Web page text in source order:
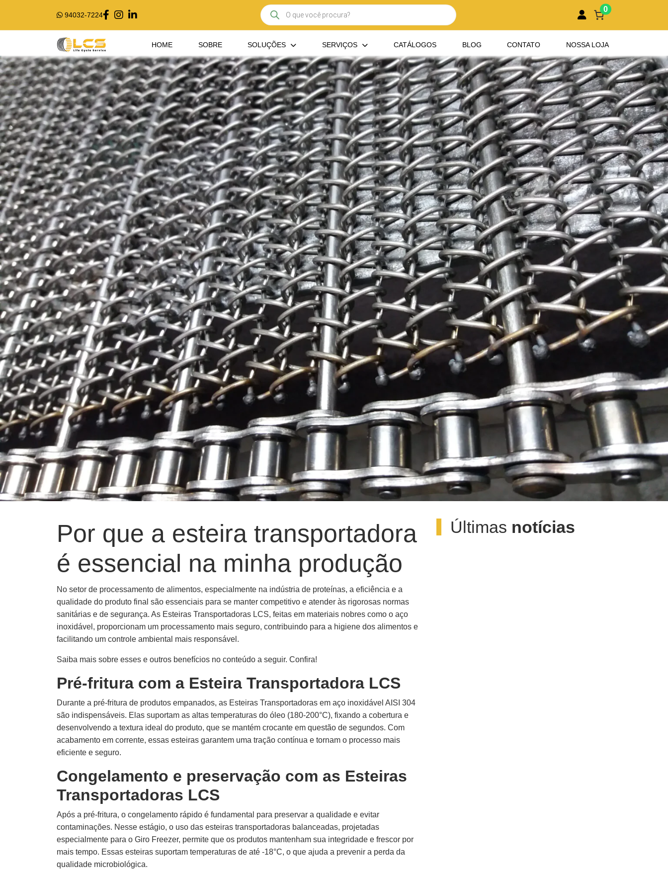
94032-7224
Pesquisar
produtos
0
HOME SOBRE SOLUÇÕES SERVIÇOS CATÁLOGOS BLOG CONTATO NOSSA LOJA
Por que a esteira transportadora
é essencial na minha produção
No setor de processamento de alimentos, especialmente na indústria de proteínas, a eficiência e a
qualidade do produto final são essenciais para se manter competitivo e atender às rigorosas normas
sanitárias e de segurança. As Esteiras Transportadoras LCS, feitas em materiais nobres como o aço
inoxidável, proporcionam um processamento mais seguro, contribuindo para a higiene dos alimentos e
facilitando um controle ambiental mais responsável.
Saiba mais sobre esses e outros benefícios no conteúdo a seguir. Confira!
Pré-fritura com a Esteira Transportadora LCS
Durante a pré-fritura de produtos empanados, as Esteiras Transportadoras em aço inoxidável AISI 304
são indispensáveis. Elas suportam as altas temperaturas do óleo (180-200°C), fixando a cobertura e
desenvolvendo a textura ideal do produto, que se mantém crocante em questão de segundos. Com
acabamento em corrente, essas esteiras garantem uma tração contínua e tornam o processo mais
eficiente e seguro.
Congelamento e preservação com as Esteiras
Transportadoras LCS
Após a pré-fritura, o congelamento rápido é fundamental para preservar a qualidade e evitar
contaminações. Nesse estágio, o uso das esteiras transportadoras balanceadas, projetadas
especialmente para o Giro Freezer, permite que os produtos mantenham sua integridade e frescor por
mais tempo. Essas esteiras suportam temperaturas de até -18°C, o que ajuda a prevenir a perda da
qualidade microbiológica.
Últimas notícias